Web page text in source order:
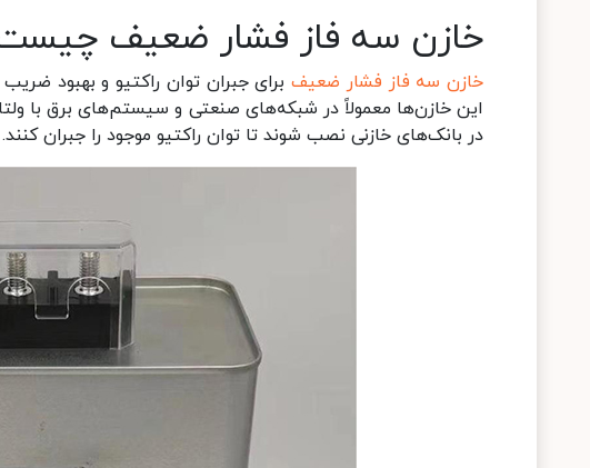
خازن سه فاز فشار ضعیف چیست
خازن‌ سه فاز فشار ضعیف برای جبران توان راکتیو و بهبود
در بانک‌های خازنی نصب شوند تا توان راکتیو موجود را جبران کنند.